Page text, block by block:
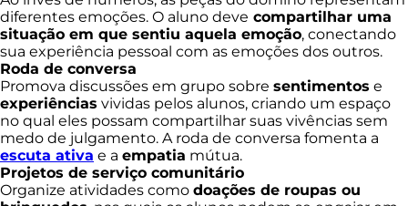
diferentes emoções. O aluno deve compartilhar uma
situação em que sentiu aquela emoção, conectando
sua experiência pessoal com as emoções dos outros.
Roda de conversa
Promova discussões em grupo sobre sentimentos e
experiências vividas pelos alunos, criando um espaço
no qual eles possam compartilhar suas vivências sem
medo de julgamento. A roda de conversa fomenta a
escuta ativa e a empatia mútua.
Projetos de serviço comunitário
Organize atividades como doações de roupas ou